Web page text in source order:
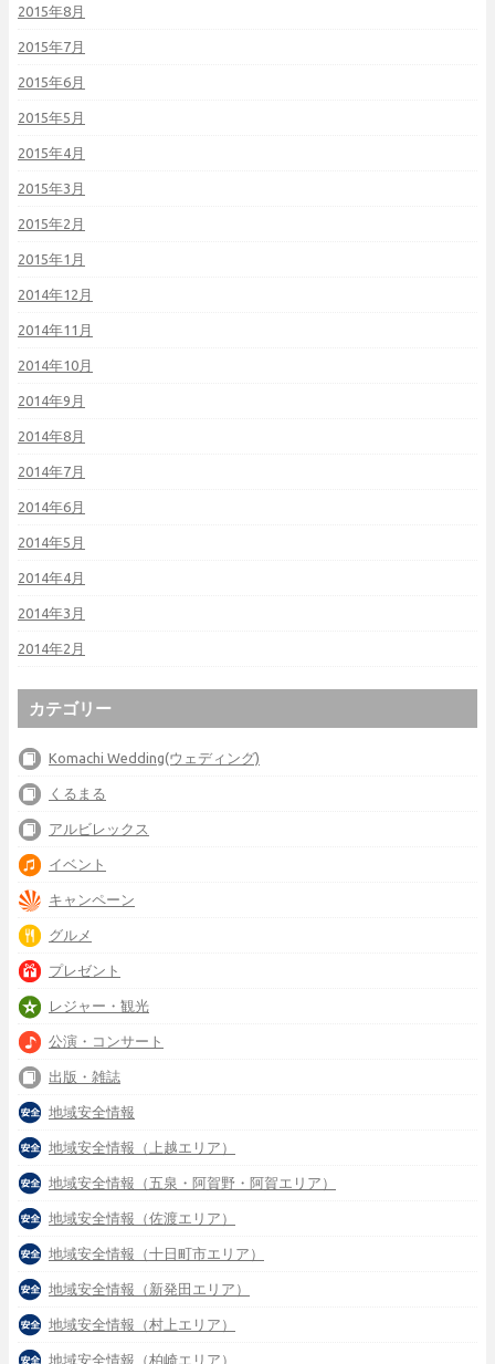
2015年8月
2015年7月
2015年6月
2015年5月
2015年4月
2015年3月
2015年2月
2015年1月
2014年12月
2014年11月
2014年10月
2014年9月
2014年8月
2014年7月
2014年6月
2014年5月
2014年4月
2014年3月
2014年2月
カテゴリー
Komachi Wedding(ウェディング)
くるまる
アルビレックス
イベント
キャンペーン
グルメ
プレゼント
レジャー・観光
公演・コンサート
出版・雑誌
地域安全情報
地域安全情報（上越エリア）
地域安全情報（五泉・阿賀野・阿賀エリア）
地域安全情報（佐渡エリア）
地域安全情報（十日町市エリア）
地域安全情報（新発田エリア）
地域安全情報（村上エリア）
地域安全情報（柏崎エリア）